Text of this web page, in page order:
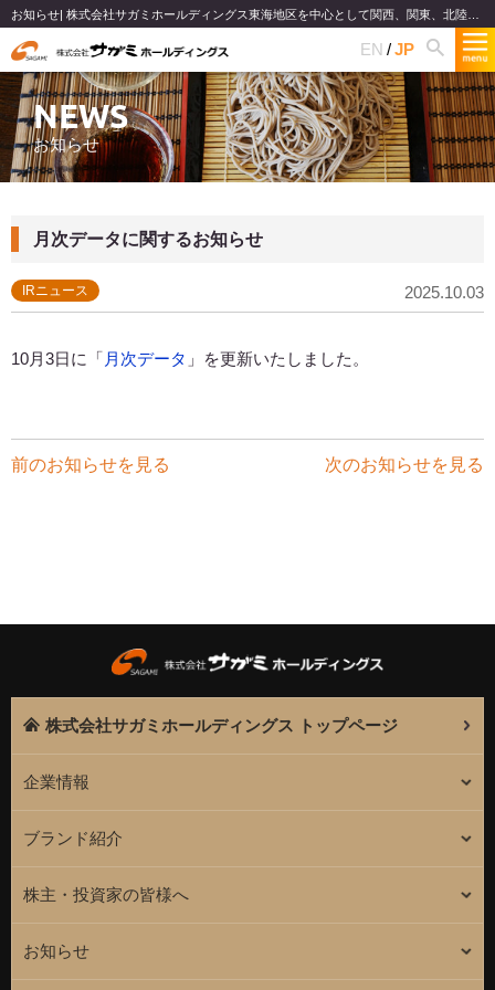
EN JP
NEWS
お知らせ
月次データに関するお知らせ
IRニュース 2025.10.03
10月3日に「 月次データ 」を更新いたしました。
前のお知らせを見る 次のお知らせを見る
株式会社サガミホールディングス トップページ
企業情報
ブランド紹介
株主・投資家の皆様へ
お知らせ